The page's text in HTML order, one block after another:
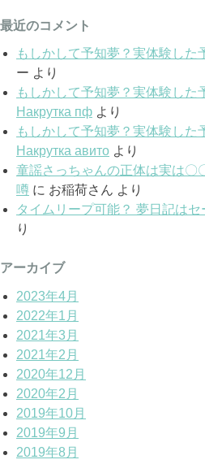
最近のコメント
もしかして予知夢？実体験した
ー より
もしかして予知夢？実体験した
Накрутка пф より
もしかして予知夢？実体験した
Накрутка авито より
童謡さっちゃんの正体は実は〇
噂 に お稲荷さん より
タイムリープ可能？ 夢日記はセ
り
アーカイブ
2023年4月
2022年1月
2021年3月
2021年2月
2020年12月
2020年2月
2019年10月
2019年9月
2019年8月